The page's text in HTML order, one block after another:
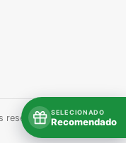
reservados.
SELECIONADO
Recomendado